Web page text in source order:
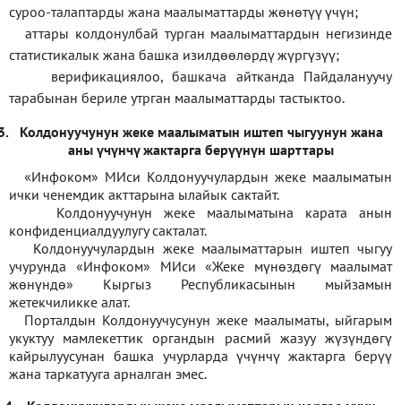
суроо-талаптарды жана маалыматтарды жөнөтүү үчүн;
аттары колдонулбай турган маалыматтардын негизинде
статистикалык жана башка изилдөөлөрдү жүргүзүү;
верификациялоо,башкача айтканда Пайдалануучу
тарабынан бериле утрган маалыматтарды тастыктоо.
Колдонуучунун жеке маалыматын иштеп чыгуунун жана
аны үчүнчү жактарга берүүнүн шарттары
«Инфоком» МИси Колдонуучулардын жеке маалыматын
ички ченемдик акттарына ылайык сактайт.
Колдонуучунун жеке маалыматына карата анын
конфиденциалдуулугу сакталат.
Колдонуучулардын жеке маалыматтарын иштеп чыгуу
учурунда «Инфоком» МИси«Жеке мүнөздөгү маалымат
жөнүндө» Кыргыз Республикасынын мыйзамын
жетекчиликке алат.
Порталдын Колдонуучусунун жеке маалыматы, ыйгарым
укуктуу мамлекеттик органдын расмий жазуу жүзүндөгү
кайрылуусунан башка учурларда үчүнчү жактарга берүү
жана таркатууга арналган эмес.